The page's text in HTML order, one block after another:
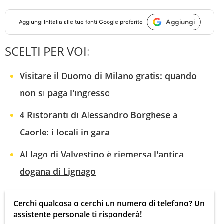
Aggiungi InItalia alle tue fonti Google preferite Aggiungi
SCELTI PER VOI:
Visitare il Duomo di Milano gratis: quando
non si paga l'ingresso
4 Ristoranti di Alessandro Borghese a
Caorle: i locali in gara
Al lago di Valvestino è riemersa l'antica
dogana di Lignago
Cerchi qualcosa o cerchi un numero di telefono? Un
assistente personale ti risponderà!